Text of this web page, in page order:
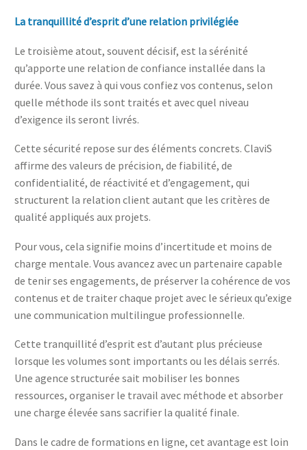
La tranquillité d’esprit d’une relation privilégiée
Le troisième atout, souvent décisif, est la sérénité
qu’apporte une relation de confiance installée dans la
durée. Vous savez à qui vous confiez vos contenus, selon
quelle méthode ils sont traités et avec quel niveau
d’exigence ils seront livrés.
Cette sécurité repose sur des éléments concrets. ClaviS
affirme des valeurs de précision, de fiabilité, de
confidentialité, de réactivité et d’engagement, qui
structurent la relation client autant que les critères de
qualité appliqués aux projets.
Pour vous, cela signifie moins d’incertitude et moins de
charge mentale. Vous avancez avec un partenaire capable
de tenir ses engagements, de préserver la cohérence de vos
contenus et de traiter chaque projet avec le sérieux qu’exige
une communication multilingue professionnelle.
Cette tranquillité d’esprit est d’autant plus précieuse
lorsque les volumes sont importants ou les délais serrés.
Une agence structurée sait mobiliser les bonnes
ressources, organiser le travail avec méthode et absorber
une charge élevée sans sacrifier la qualité finale.
Dans le cadre de formations en ligne, cet avantage est loin